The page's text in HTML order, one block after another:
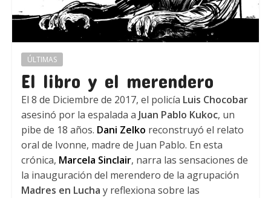
ÚLTIMAS
El libro y el merendero
El 8 de Diciembre de 2017, el policía Luis Chocobar
asesinó por la espalada a Juan Pablo Kukoc, un
pibe de 18 años. Dani Zelko reconstruyó el relato
oral de Ivonne, madre de Juan Pablo. En esta
crónica, Marcela Sinclair, narra las sensaciones de
la inauguración del merendero de la agrupación
Madres en Lucha y reflexiona sobre las